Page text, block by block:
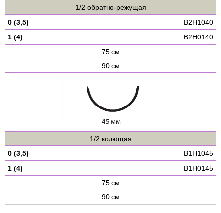
1/2 обратно-режущая
0 (3,5)
B2H1040
1 (4)
B2H0140
75 см
90 см
1/2 колющая
0 (3,5)
B1H1045
1 (4)
B1H0145
75 см
90 см